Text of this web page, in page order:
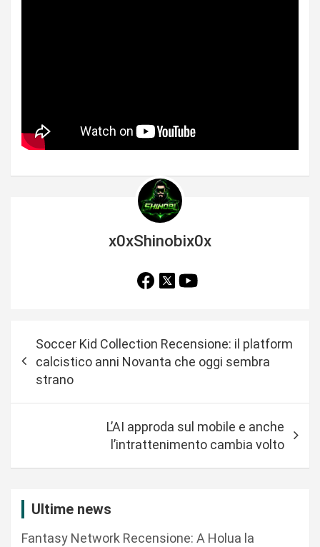
x0xShinobix0x
i
z
Soccer Kid Collection Recensione: il platform
calcistico anni Novanta che oggi sembra
strano
L’AI approda sul mobile e anche
l’intrattenimento cambia volto
Ultime news
Fantasy Network Recensione: A Holua la